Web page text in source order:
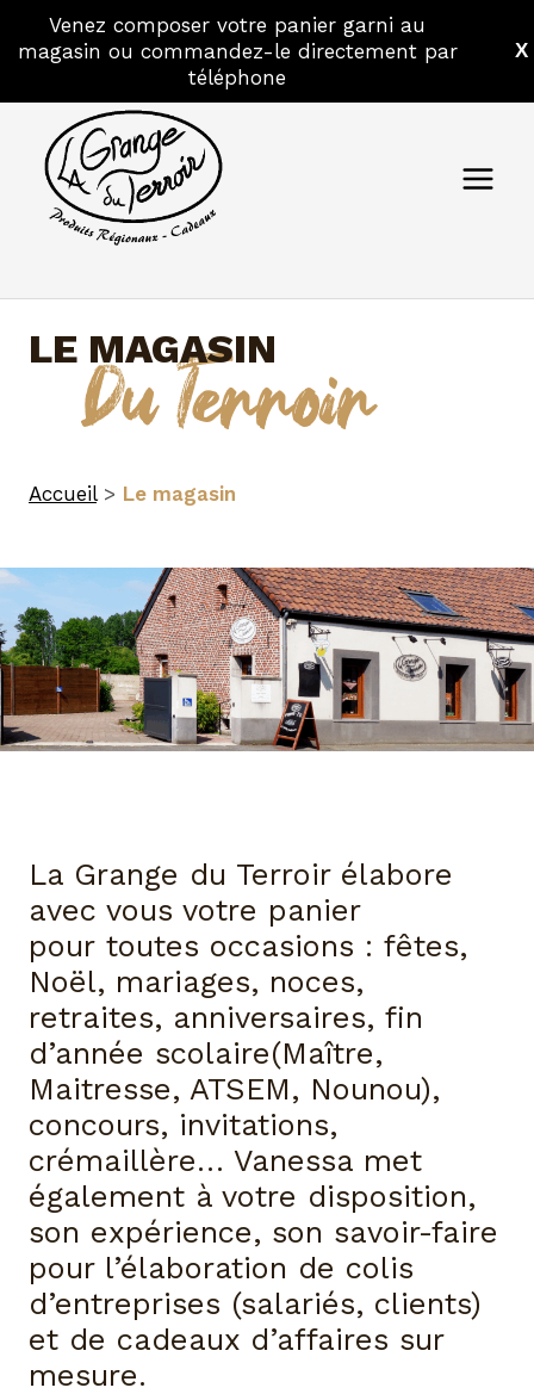
X
Venez composer votre panier garni au
magasin ou commandez-le directement par
téléphone
au
contenu
LE MAGASIN
Du Terroir
Accueil> Le magasin
La Grange du Terroir élabore
avec vous votre panier
pour toutes occasions : fêtes,
Noël, mariages, noces,
retraites, anniversaires, fin
d’année scolaire(Maître,
Maitresse, ATSEM, Nounou),
concours, invitations,
crémaillère… Vanessa met
également à votre disposition,
son expérience, son savoir-faire
pour l’élaboration de colis
d’entreprises (salariés, clients)
et de cadeaux d’affaires sur
mesure.